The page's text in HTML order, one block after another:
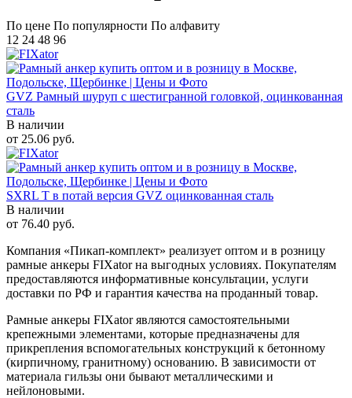
По цене По популярности По алфавиту
12 24 48 96
GVZ Рамный шуруп с шестигранной головкой, оцинкованная
сталь
В наличии
от 25.06 руб.
SXRL T в потай версия GVZ оцинкованная сталь
В наличии
от 76.40 руб.
Компания «Пикап-комплект» реализует оптом и в розницу
рамные анкеры FIXator на выгодных условиях. Покупателям
предоставляются информативные консультации, услуги
доставки по РФ и гарантия качества на проданный товар.
Рамные анкеры FIXator являются самостоятельными
крепежными элементами, которые предназначены для
прикрепления вспомогательных конструкций к бетонному
(кирпичному, гранитному) основанию. В зависимости от
материала гильзы они бывают металлическими и
нейлоновыми.